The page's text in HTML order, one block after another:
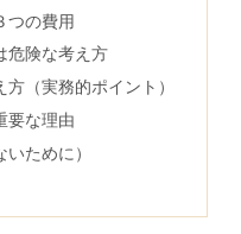
つの費用
危険な考え方
（実務的ポイント）
要な理由
ために）